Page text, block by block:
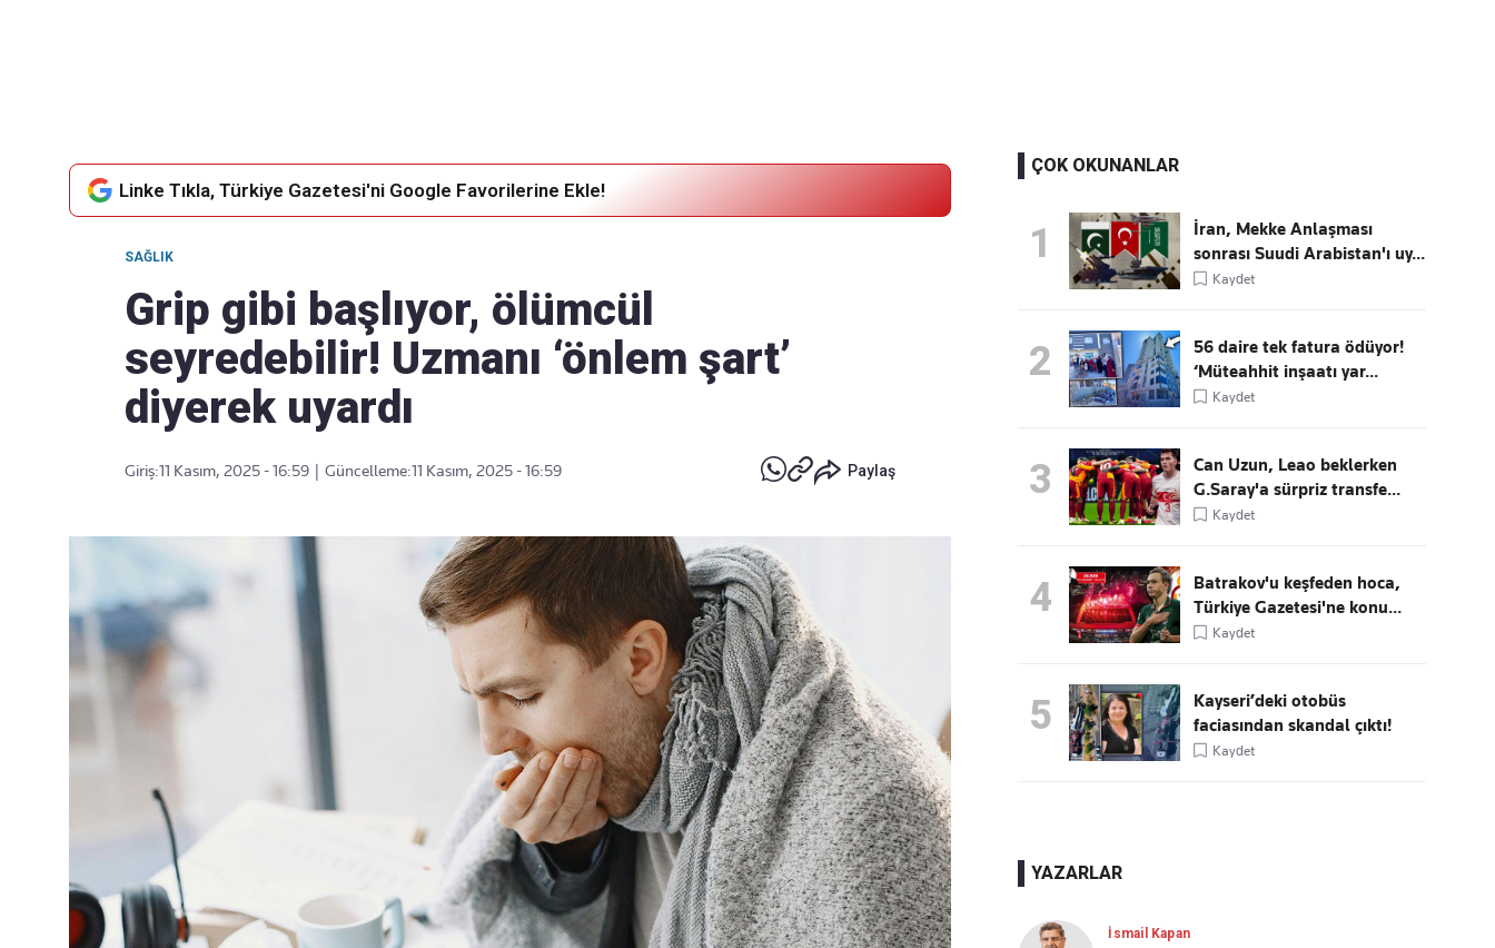
Linke Tıkla, Türkiye Gazetesi'ni Google Favorilerine Ekle!
SAĞLIK
Grip gibi başlıyor, ölümcül
seyredebilir! Uzmanı ‘önlem şart’
diyerek uyardı
Giriş:11 Kasım, 2025 - 16:59 Güncelleme:11 Kasım, 2025 - 16:59 Paylaş
ÇOK OKUNANLAR
1
İran, Mekke Anlaşması
sonrası Suudi Arabistan'ı uy...
Kaydet
2
56 daire tek fatura ödüyor!
‘Müteahhit inşaatı yar...
Kaydet
3
Can Uzun, Leao beklerken
G.Saray'a sürpriz transfe...
Kaydet
4
Batrakov'u keşfeden hoca,
Türkiye Gazetesi'ne konu...
Kaydet
5
Kayseri’deki otobüs
faciasından skandal çıktı!
Kaydet
YAZARLAR
İsmail Kapan